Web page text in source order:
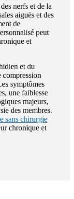
nerfs et de la
aiguës et des
de
peut
et
et du
compression
symptômes
une faiblesse
majeurs,
des membres.
sans chirurgie
chronique et